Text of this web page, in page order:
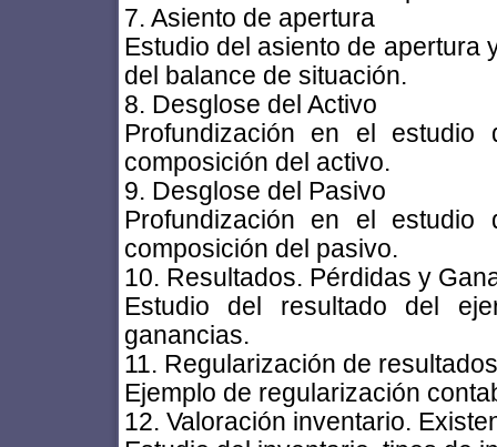
7. Asiento de apertura
Estudio del asiento de apertura
del balance de situación.
8. Desglose del Activo
Profundización en el
composición del activo.
9. Desglose del Pasivo
Profundización en el
composición del pasivo.
10. Resultados. Pérdidas y
Estudio del resultado del
ganancias.
11. Regularización de resultados
Ejemplo de regularización
12. Valoración inventario.